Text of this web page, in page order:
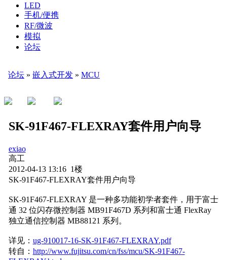
LED
手机/便携
RF/微波
模拟
论坛
论坛 » 嵌入式开发 » MCU
SK-91F467-FLEXRAY套件用户向导
exiao
高工
2012-04-13 13:16 1楼
SK-91F467-FLEXRAY套件用户向导
SK-91F467-FLEXRAY 是一种多功能初学者套件，用于富士
通 32 位闪存微控制器 MB91F467D 系列和富士通 FlexRay
独立通信控制器 MB88121 系列。
详见： ug-910017-16-SK-91F467-FLEXRAY.pdf
转自： http://www.fujitsu.com/cn/fss/mcu/SK-91F467-